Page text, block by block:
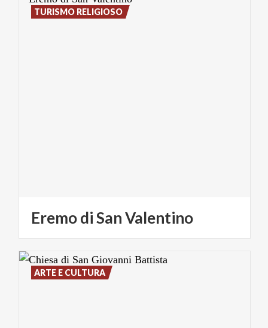
EremodiSanValentino
TURISMO RELIGIOSO
ARTE E CULTURA